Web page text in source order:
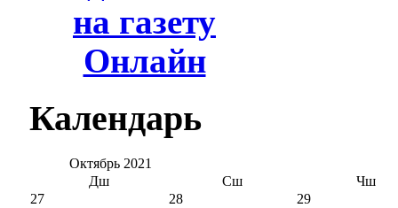
на газету
Онлайн
Календарь
Октябрь 2021
Дш
Сш
Чш
27
28 29